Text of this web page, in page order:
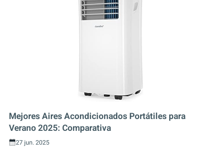
Mejores Aires Acondicionados Portátiles para
Verano 2025: Comparativa
27 jun. 2025